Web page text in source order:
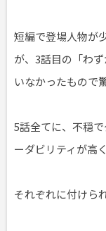
短編で登場人物が
が、3話目の「わ
いなかったもので
5話全てに、不穏
ーダビリティが高
それぞれに付けら